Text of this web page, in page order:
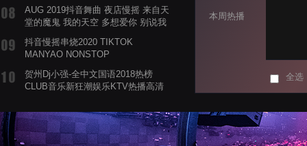
AUG 2019抖音舞曲 夜店慢摇 来自天
堂的魔鬼 我的天空 多想爱你 别说我
抖音慢摇串烧2020 TIKTOK
MANYAO NONSTOP
蝉爸爸妈妈爱存在夏天的风是想你的
声音啊
贺州Dj小强-全中文国语2018热榜
CLUB音乐新狂潮娱乐KTV热播高清
本周热播
全选